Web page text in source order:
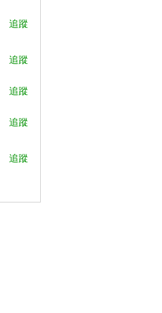
追蹤
追蹤
追蹤
追蹤
追蹤